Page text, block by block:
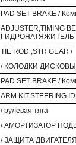
PAD SET BRAKE /
ADJUSTER,TIMING
TIE ROD ,STR GEAR
/ КОЛОДКИ
PAD SET BRAKE /
ARM KIT.STEERING
/ рулевая тяга
/ АМОРТИЗАТОР
/ ЗАЩИТА ДВИГАТЕЛЯ